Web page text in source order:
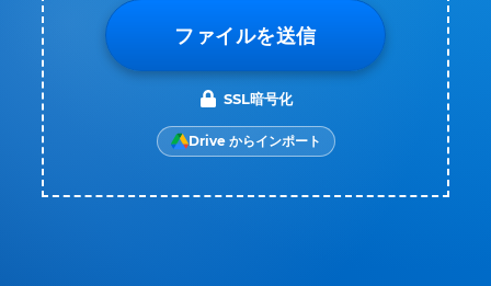
ファイルを送信
SSL暗号化
Drive からインポート